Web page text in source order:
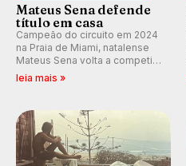
Mateus Sena defende
título em casa
Campeão do circuito em 2024
na Praia de Miami, natalense
Mateus Sena volta a competir
em casa em busca de manter a
leia mais »